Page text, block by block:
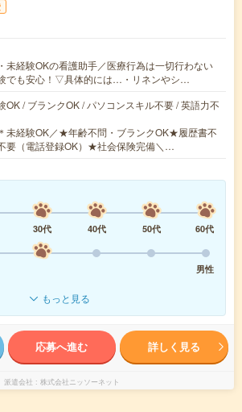
未経験OKの看護助手／医療行為は一切行わない
でも安心！▽具体的には…・リネンやシ…
OK / ブランクOK / パソコンスキル不要 / 英語力不
未経験OK／★年齢不問・ブランクOK★履歴書不
要（電話登録OK）★社会保険完備＼…
30代 40代 50代
60代
男性
もっと見る
応募へ進む 詳しく見る
派遣会社 株式会社ニッソーネット